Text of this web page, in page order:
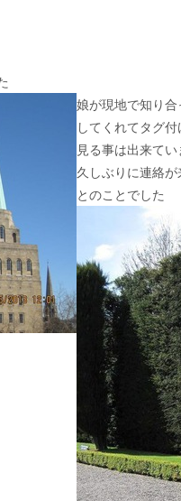
娘が現地で知り
してくれてタグ
見る事は出来てい
久しぶりに連絡
とのことでした